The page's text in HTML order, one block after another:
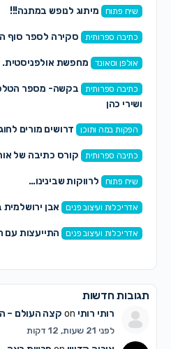
שיח פתוח מיתוג לנופש במתנה!!!
כתיבה ספרותית סקירה לספר סוף
אולפן וסאונד מחפשת אולפניסטית.
כתיבה ספרותית
בקשה- מספר
ושירי כהן
הפקות במה ותוכן דרושים מורים
כתיבה ספרותית קורס כתיבה של
שיח פתוח לרווקות שבינינו…
אדריכלות ועיצוב פנים אבן
אדריכלות ועיצוב פנים התייעצות עם
תגובות חדשות
רותי רותיon קצה העולם –
לפני 21 שעות, 12 דקות